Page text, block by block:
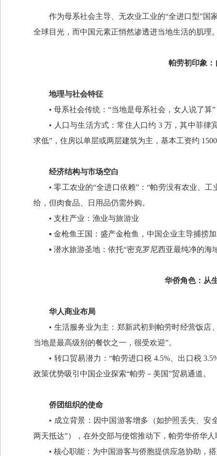
作为母系社会主导、无农业工业的“全进口型”国
全球目光，而中国元素正悄然渗透进当地生活的肌理
帕劳初印象
地理与社会特征
• 母系社会传统：“当地是母系社会，女人说了算”
• 人口与生活方式：常住人口约 3 万，其中菲律
求低”，住房以单层或两层建筑为主，基本工资约
经济结构与市场空白
• 零工农业的“全进口依赖”：“帕劳没有农业、工
给，但肉食品、日用品仍需外购。
• 支柱产业：渔业与旅游业
▪ 金枪鱼王国：盛产金枪鱼，中国企业主导捕捞
▪ 潜水旅游圣地：依托“密克罗尼西亚最纯净的海
华侨角色：从
华人商业布局
• 生活服务业为主：郑新武初到帕劳时经营饭店
当地是最高级别的餐饮之一，很受欢迎”。
• 转口贸易潜力：“帕劳进口税 4.5%、出口税
政策优势吸引中国企业探索“帕劳－美国”贸易通道。
侨团组织的使命
• 成立背景：因中国游客增多（如护照丢失、安
两天抵达”），在外交部与使馆推动下，帕劳华侨华
• 核心职能：为中国游客与侨胞提供应急协助，搭